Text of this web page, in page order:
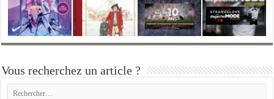
Vous recherchez un article ?